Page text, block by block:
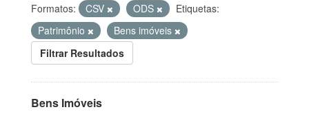
Formatos:
CSV ODS
Etiquetas:
Patrimônio
Bens imóveis
Filtrar Resultados
Bens Imóveis